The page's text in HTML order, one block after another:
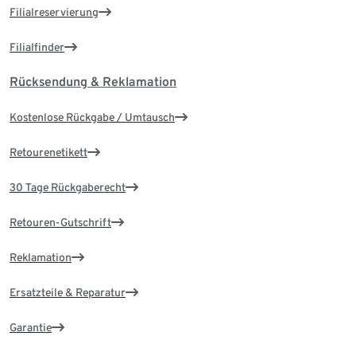
Filialreservierung
Filialfinder
Rücksendung & Reklamation
Kostenlose Rückgabe / Umtausch
Retourenetikett
30 Tage Rückgaberecht
Retouren-Gutschrift
Reklamation
Ersatzteile & Reparatur
Garantie